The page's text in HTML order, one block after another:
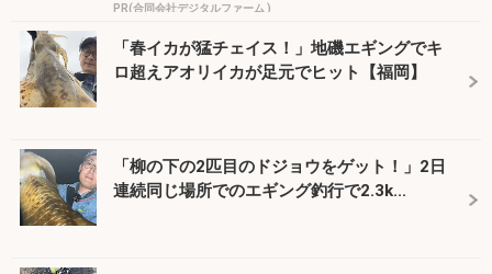
PR(合同会社デジタルファーム )
「春イカが猛チェイス！」地磯エギングでキ
ロ超えアオリイカが足元でヒット【福岡】
「柳の下の2匹目のドジョウをゲット！」2日
連続同じ場所でのエギング釣行で2.3k...